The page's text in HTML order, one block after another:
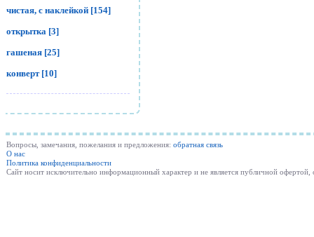
чистая, с наклейкой [154]
открытка [3]
гашеная [25]
конверт [10]
Вопросы, замечания, пожелания и предложения: обратная связь
О нас
Политика конфиденциальности
Cайт носит исключительно информационный характер и не является публичной